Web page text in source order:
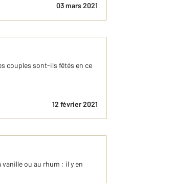
03 mars 2021
couples sont-ils fêtés en ce
12 février 2021
vanille ou au rhum : il y en